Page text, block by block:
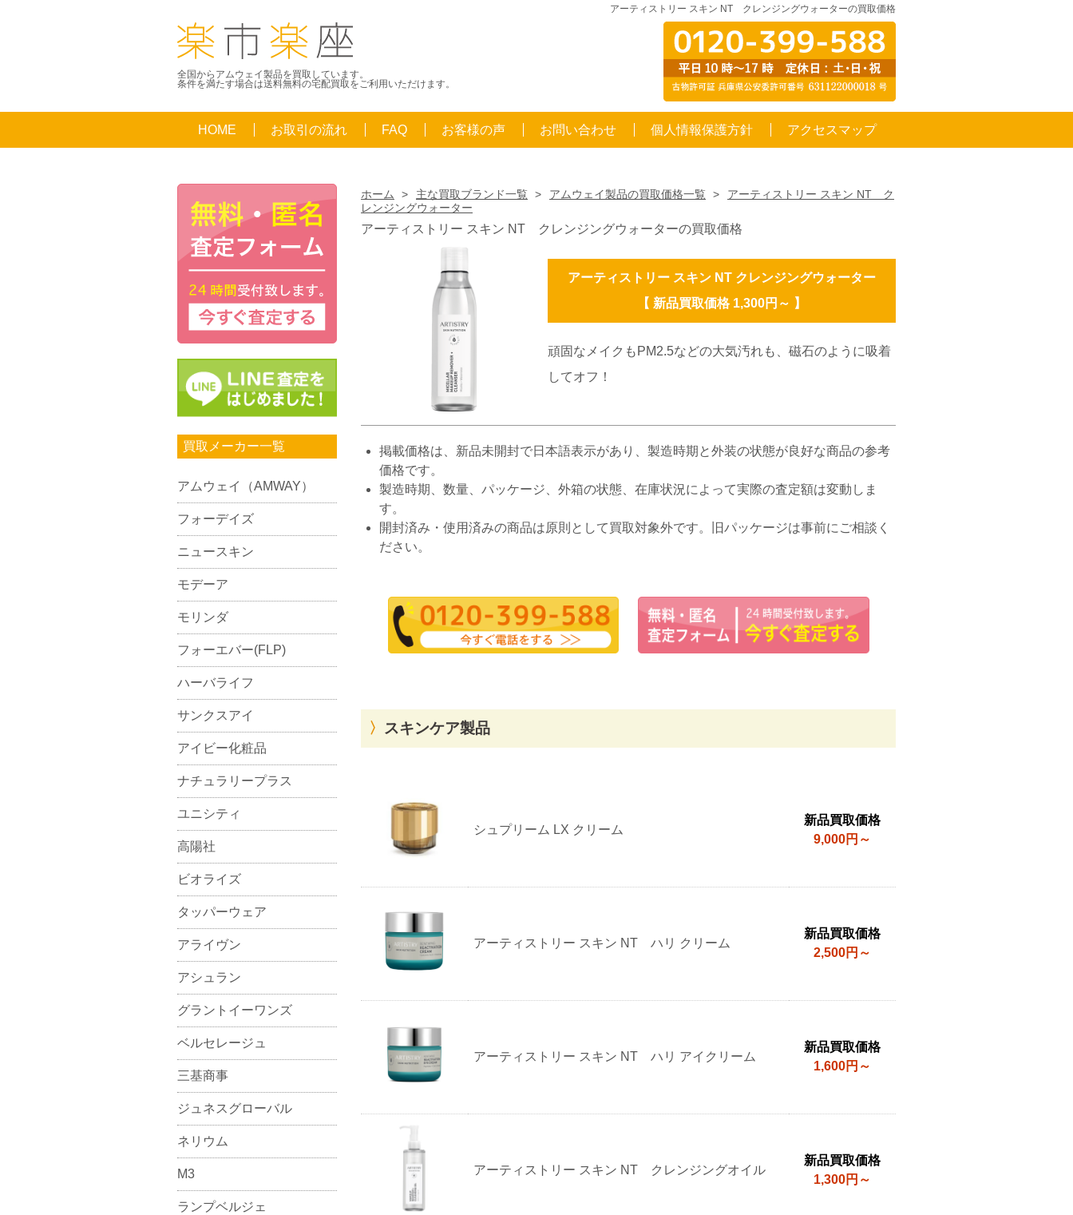
アーティストリー スキン NT クレンジングウォーターの買取価格
全国からアムウェイ製品を買取しています。
条件を満たす場合は送料無料の宅配買取をご利用いただけます。
HOME お取引の流れ FAQ お客様の声 お問い合わせ 個人情報保護方針 アクセスマップ
ホーム > 主な買取ブランド一覧 > アムウェイ製品の買取価格一覧 >
アーティストリー スキン NT ク
レンジングウォーター
アーティストリー スキン NT クレンジングウォーターの買取価格
アーティストリー スキン NT クレンジングウォーター
【 新品買取価格 1,300円～ 】
頑固なメイクもPM2.5などの大気汚れも、磁石のように吸着
してオフ！
掲載価格は、新品未開封で日本語表示があり、製造時期と外装の状態が良好な商品の参考
価格です。
製造時期、数量、パッケージ、外箱の状態、在庫状況によって実際の査定額は変動しま
す。
開封済み・使用済みの商品は原則として買取対象外です。旧パッケージは事前にご相談く
ださい。
スキンケア製品
シュプリーム LX クリーム
新品買取価格
9,000円～
アーティストリー スキン NT ハリ クリーム
新品買取価格
2,500円～
アーティストリー スキン NT ハリ アイクリーム
新品買取価格
1,600円～
アーティストリー スキン NT クレンジングオイル
新品買取価格
1,300円～
買取メーカー一覧
アムウェイ（AMWAY）
フォーデイズ
ニュースキン
モデーア
モリンダ
フォーエバー(FLP)
ハーバライフ
サンクスアイ
アイビー化粧品
ナチュラリープラス
ユニシティ
高陽社
ビオライズ
タッパーウェア
アライヴン
アシュラン
グラントイーワンズ
ベルセレージュ
三基商事
ジュネスグローバル
ネリウム
M3
ランプベルジェ